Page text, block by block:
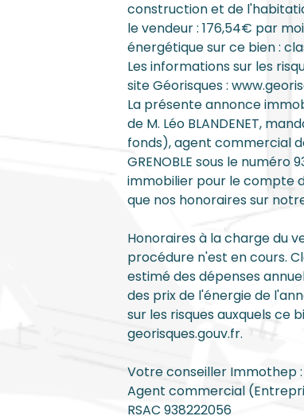
construction et de
le vendeur : 176,54€ par
énergétique sur ce bien :
Les informations sur les
site Géorisques :
La présente annonce
de M. Léo BLANDENET,
fonds), agent commercial
GRENOBLE sous le
immobilier pour le compte
que nos honoraires sur
Honoraires à la charge du
procédure n'est en cours.
estimé des dépenses
des prix de l'énergie de
sur les risques auxquels ce
georisques.gouv.fr.
Votre conseiller Immothep :
Agent commercial
RSAC 938222056